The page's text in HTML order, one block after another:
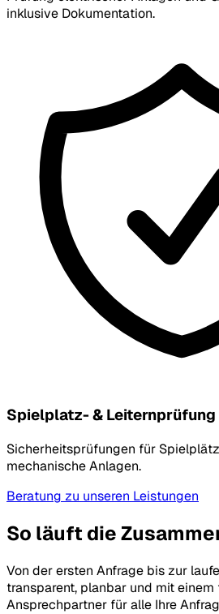
inklusive Dokumentation.
Spielplatz- & Leiternprüfung
Sicherheitsprüfungen für
mechanische Anlagen.
Beratung zu unseren Leistungen
So läuft die
Von der ersten Anfrage bis zur
transparent, planbar und mit einem
Ansprechpartner für alle Ihre